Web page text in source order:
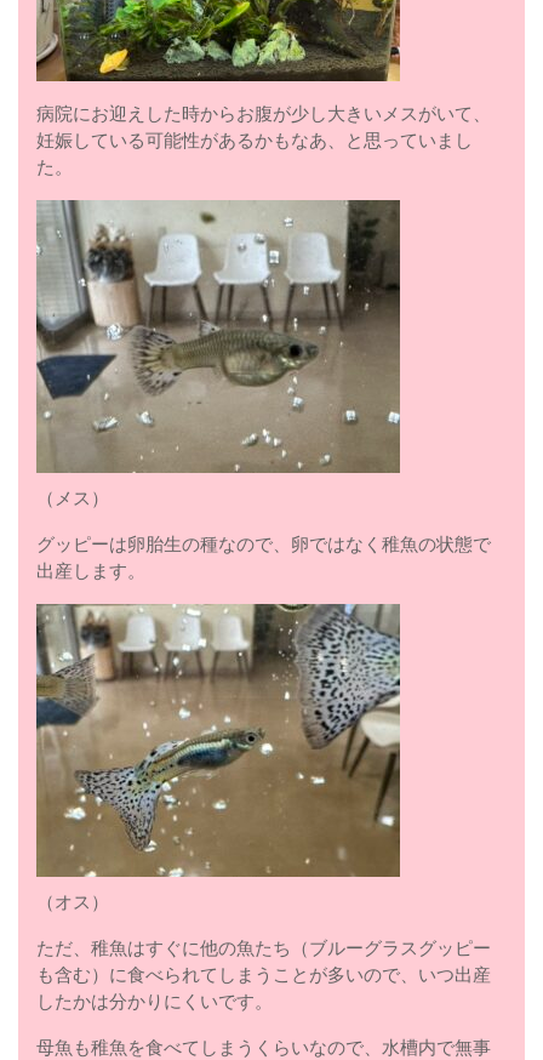
病院にお迎えした時からお腹が少し大きいメスがいて、
妊娠している可能性があるかもなあ、と思っていまし
た。
（メス）
グッピーは卵胎生の種なので、卵ではなく稚魚の状態で
出産します。
（オス）
ただ、稚魚はすぐに他の魚たち（ブルーグラスグッピー
も含む）に食べられてしまうことが多いので、いつ出産
したかは分かりにくいです。
母魚も稚魚を食べてしまうくらいなので、水槽内で無事